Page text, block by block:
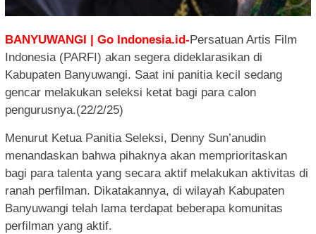
BANYUWANGI | Go Indonesia.id- Persatuan Artis Film
Indonesia (PARFI) akan segera dideklarasikan di
Kabupaten Banyuwangi. Saat ini panitia kecil sedang
gencar melakukan seleksi ketat bagi para calon
pengurusnya.(22/2/25)
Menurut Ketua Panitia Seleksi, Denny Sun’anudin
menandaskan bahwa pihaknya akan memprioritaskan
bagi para talenta yang secara aktif melakukan aktivitas di
ranah perfilman. Dikatakannya, di wilayah Kabupaten
Banyuwangi telah lama terdapat beberapa komunitas
perfilman yang aktif.